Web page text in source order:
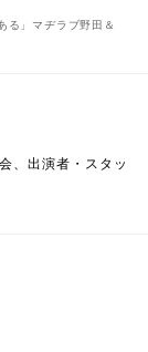
る」マヂラブ野田＆
、出演者・スタッ